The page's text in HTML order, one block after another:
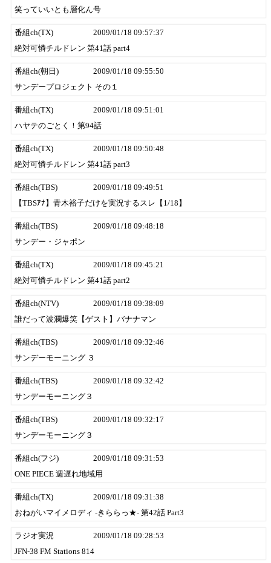
笑っていいとも層化ん号
番組ch(TX)
2009/01/18 09:57:37
絶対可憐チルドレン 第41話 part4
番組ch(朝日)
2009/01/18 09:55:50
サンデープロジェクト その１
番組ch(TX)
2009/01/18 09:51:01
ハヤテのごとく！第94話
番組ch(TX)
2009/01/18 09:50:48
絶対可憐チルドレン 第41話 part3
番組ch(TBS)
2009/01/18 09:49:51
【TBSｱﾅ】青木裕子だけを実況するスレ【1/18】
番組ch(TBS)
2009/01/18 09:48:18
サンデー・ジャポン
番組ch(TX)
2009/01/18 09:45:21
絶対可憐チルドレン 第41話 part2
番組ch(NTV)
2009/01/18 09:38:09
誰だって波瀾爆笑【ゲスト】バナナマン
番組ch(TBS)
2009/01/18 09:32:46
サンデーモーニング ３
番組ch(TBS)
2009/01/18 09:32:42
サンデーモーニング３
番組ch(TBS)
2009/01/18 09:32:17
サンデーモーニング３
番組ch(フジ)
2009/01/18 09:31:53
ONE PIECE 週遅れ地域用
番組ch(TX)
2009/01/18 09:31:38
おねがいマイメロディ -きららっ★- 第42話 Part3
ラジオ実況
2009/01/18 09:28:53
JFN-38 FM Stations 814